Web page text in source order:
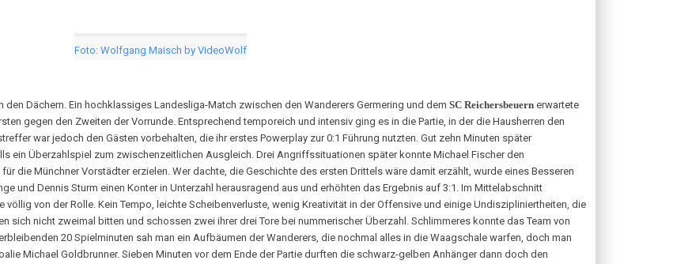
Foto: Wolfgang Maisch by VideoWolf
Dächern. Ein hochklassiges Landesliga-Match zwischen den Wanderers Germering und dem SC Reichersbeuern erwartete
gegen den Zweiten der Vorrunde. Entsprechend temporeich und intensiv ging es in die Partie, in der die Hausherren den
war jedoch den Gästen vorbehalten, die ihr erstes Powerplay zur 0:1 Führung nutzten. Gut zehn Minuten später
ein Überzahlspiel zum zwischenzeitlichen Ausgleich. Drei Angriffssituationen später konnte Michael Fischer den
die Münchner Vorstädter erzielen. Wer dachte, die Geschichte des ersten Drittels wäre damit erzählt, wurde eines Besseren
und Dennis Sturm einen Konter in Unterzahl herausragend aus und erhöhten das Ergebnis auf 3:1. Im Mittelabschnitt
von der Rolle. Kein Tempo, leichte Scheibenverluste, wenig Kreativität in der Offensive und einige Undiszipliniertheiten, die
sich nicht zweimal bitten und schossen zwei ihrer drei Tore bei nummerischer Überzahl. Schlimmeres konnte das Team von
20 Spielminuten sah man ein Aufbäumen der Wanderers, die nochmal alles in die Waagschale warfen, doch man
Michael Goldbrunner. Sieben Minuten vor dem Ende der Partie durften die schwarz-gelben Anhänger dann doch den